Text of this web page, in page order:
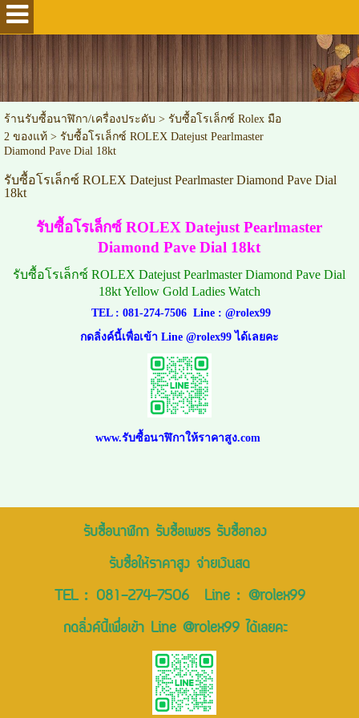
ร้านรับซื้อนาฬิกา/เครื่องประดับ > รับซื้อโรเล็กซ์ Rolex มือ
2 ของแท้> รับซื้อโรเล็กซ์ ROLEX Datejust Pearlmaster
Diamond Pave Dial 18kt
รับซื้อโรเล็กซ์ ROLEX Datejust Pearlmaster Diamond Pave Dial
18kt
รับซื้อโรเล็กซ์ ROLEX Datejust Pearlmaster
Diamond Pave Dial 18kt
รับซื้อโรเล็กซ์ ROLEX Datejust Pearlmaster Diamond Pave Dial
18kt Yellow Gold Ladies Watch
TEL : 081-274-7506Line : @rolex99
กดลิ่งค์นี้เพื่อเข้า Line @rolex99 ได้เลยคะ
www.รับซื้อนาฬิกาให้ราคาสูง.com
รับซื้อนาฬิกา รับซื้อเพชร รับซื้อทอง
รับซื้อให้ราคาสูง จ่ายเงินสด
TEL : 081-274-7506Line : @rolex99
กดลิ่งค์นี้เพื่อเข้า Line @rolex99 ได้เลยคะ